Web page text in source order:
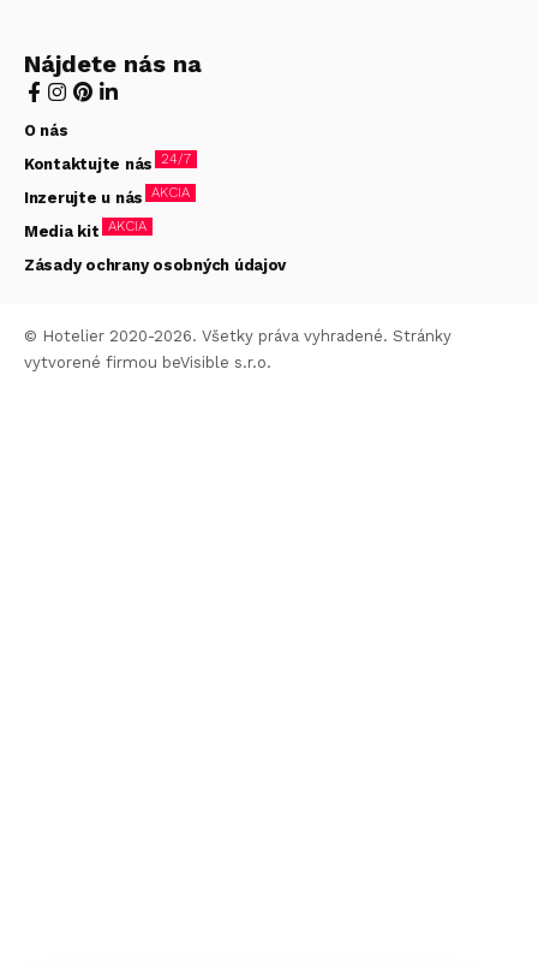
Nájdete nás na
O nás
Kontaktujte nás 24/7
Inzerujte u nás AKCIA
Media kit AKCIA
Zásady ochrany osobných údajov
© Hotelier 2020-2026. Všetky práva vyhradené. Stránky
vytvorené firmou beVisible s.r.o.